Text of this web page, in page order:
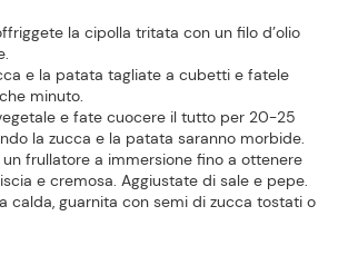
la cipolla tritata con un filo d’olio
e la patata tagliate a cubetti e fatele
minuto.
e fate cuocere il tutto per 20-25
la zucca e la patata saranno morbide.
frullatore a immersione fino a ottenere
e cremosa. Aggiustate di sale e pepe.
calda, guarnita con semi di zucca tostati o